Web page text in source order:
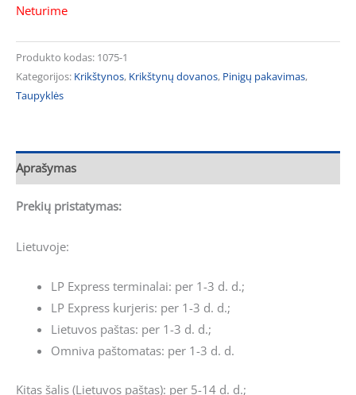
Neturime
Produkto kodas: 1075-1
Kategorijos: Krikštynos, Krikštynų dovanos, Pinigų pakavimas,
Taupyklės
Aprašymas
Prekių pristatymas:
Lietuvoje:
LP Express terminalai: per 1-3 d. d.;
LP Express kurjeris: per 1-3 d. d.;
Lietuvos paštas: per 1-3 d. d.;
Omniva paštomatas: per 1-3 d. d.
Kitas šalis (Lietuvos paštas): per 5-14 d. d.;